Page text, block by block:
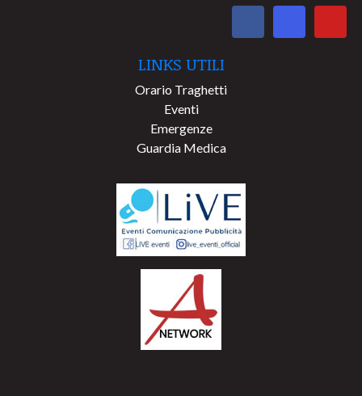
LINKS UTILI
Orario Traghetti
Eventi
Emergenze
Guardia Medica